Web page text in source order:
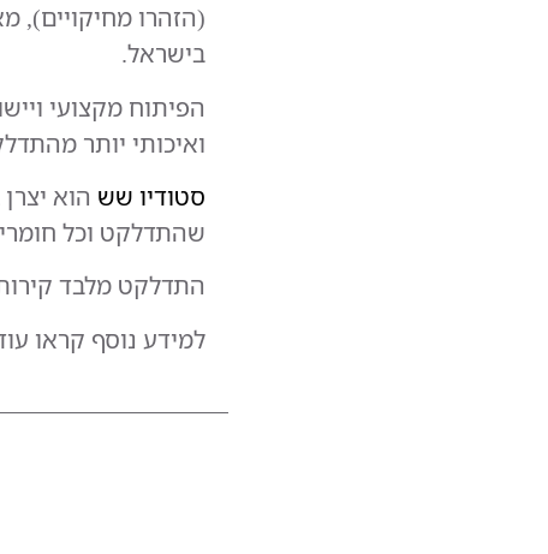
(הזהרו מחיקויים),
בישראל.
הפיתוח מקצועי
ואיכותי יותר
סטודיו שש הוא
שהתדלקט וכל חומרי
התדלקט מלבד
למידע נוסף קראו